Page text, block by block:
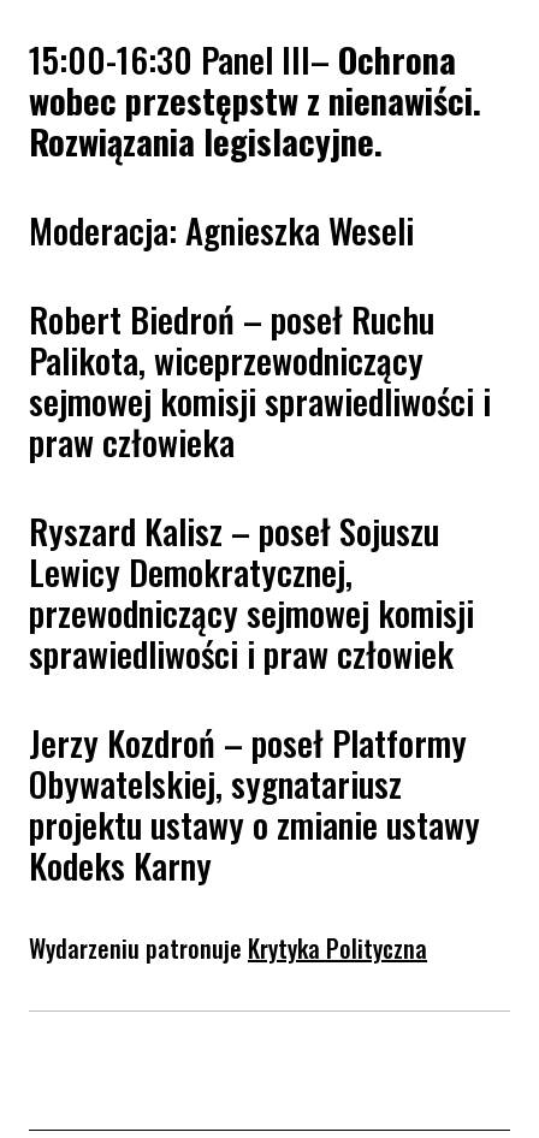
15:00-16:30 Panel III– Ochrona
wobec przestępstw z nienawiści.
Rozwiązania legislacyjne.
Moderacja: Agnieszka Weseli
Robert Biedroń – poseł Ruchu
Palikota, wiceprzewodniczący
sejmowej komisji sprawiedliwości i
praw człowieka
Ryszard Kalisz – poseł Sojuszu
Lewicy Demokratycznej,
przewodniczący sejmowej komisji
sprawiedliwości i praw człowiek
Jerzy Kozdroń – poseł Platformy
Obywatelskiej, sygnatariusz
projektu ustawy o zmianie ustawy
Kodeks Karny
Wydarzeniu patronuje Krytyka Polityczna